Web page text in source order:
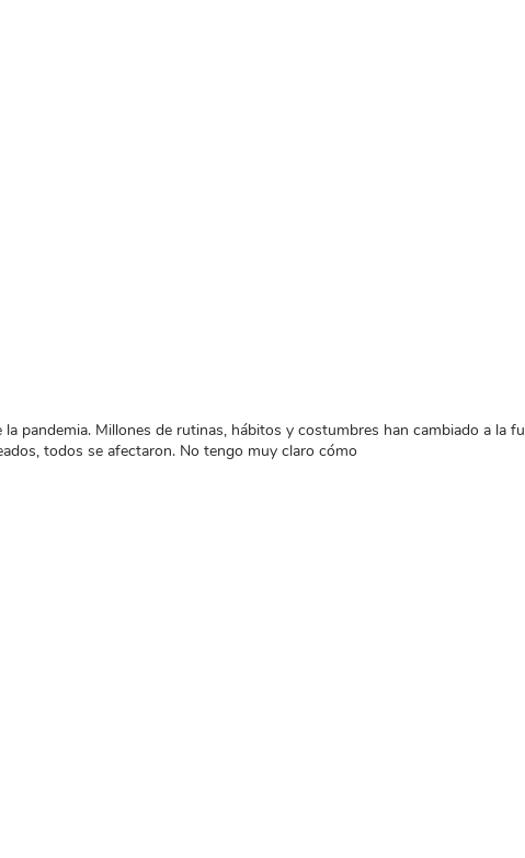
pandemia. Millones de rutinas, hábitos y costumbres han cambiado a la
todos se afectaron. No tengo muy claro cómo